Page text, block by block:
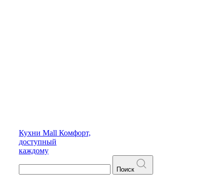
Кухни Mall Комфорт,
доступный
каждому
Поиск